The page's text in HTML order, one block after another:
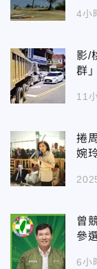
4小
影/
群
11
捲
婉
曾
參
6小